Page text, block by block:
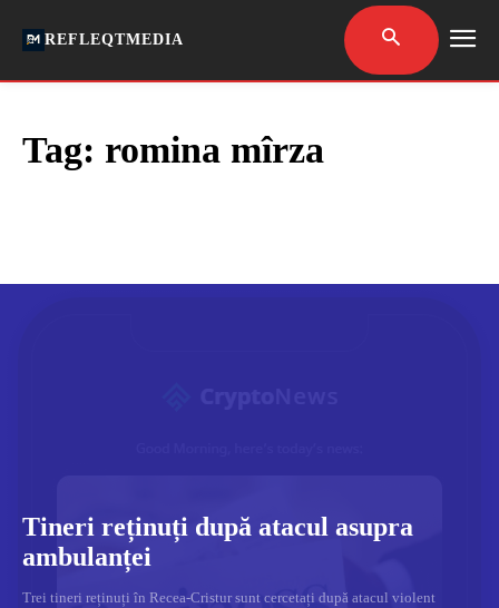
REFLEQTMEDIA
Tag: romina mîrza
Tineri reținuți după atacul asupra
ambulanței
Trei tineri reținuți în Recea-Cristur sunt cercetați după atacul violent